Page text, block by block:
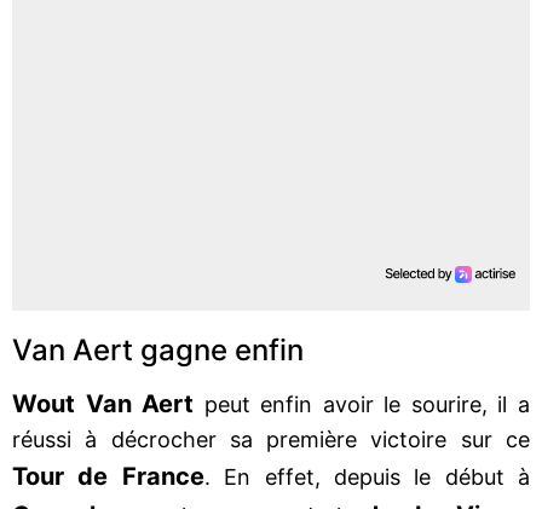
Van Aert gagne enfin
Wout Van Aert peut enfin avoir le sourire, il a
réussi à décrocher sa première victoire sur ce
Tour de France. En effet, depuis le début à